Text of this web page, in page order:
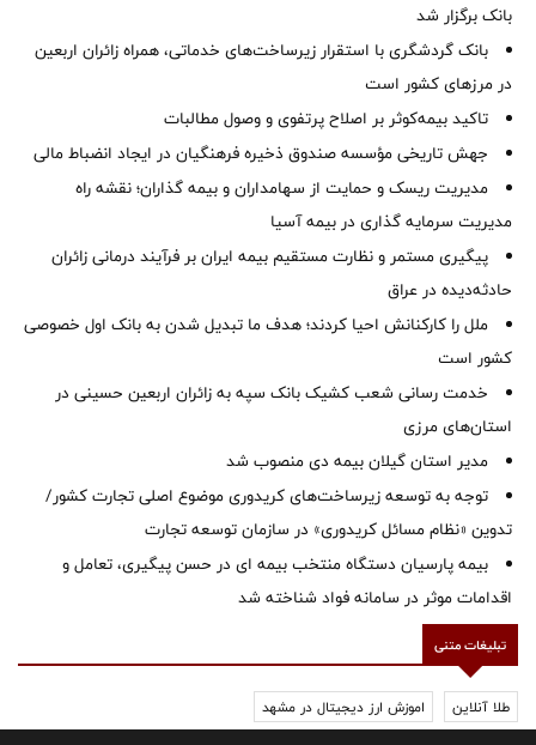
بانک برگزار شد
بانک گردشگری با استقرار زیرساخت‌های خدماتی، همراه زائران اربعین
در مرزهای کشور است
تاکید بیمه‌کوثر بر اصلاح پرتفوی و وصول مطالبات ‌
جهش تاریخی مؤسسه صندوق ذخیره فرهنگیان در ایجاد انضباط مالی
مدیریت ریسک و حمایت از سهامداران و بیمه گذاران؛ نقشه راه
مدیریت سرمایه گذاری در بیمه آسیا
پیگیری مستمر و نظارت مستقیم بیمه ایران بر فرآیند درمانی زائران
حادثه‌دیده در عراق
ملل را کارکنانش احیا کردند؛ هدف ما تبدیل شدن به بانک اول خصوصی
کشور است
خدمت رسانی شعب کشیک بانک سپه به زائران اربعین حسینی در
استان‌‌های مرزی
‌مدیر استان گیلان بیمه دی منصوب شد
توجه به توسعه زیرساخت‌های کریدوری موضوع اصلی تجارت کشور/
تدوین «نظام مسائل کریدوری» در سازمان توسعه تجارت
بیمه پارسیان دستگاه منتخب بیمه ای در حسن پیگیری، تعامل و
اقدامات موثر در سامانه فواد شناخته شد
تبلیغات متنی
طلا آنلاین اموزش ارز دیجیتال در مشهد